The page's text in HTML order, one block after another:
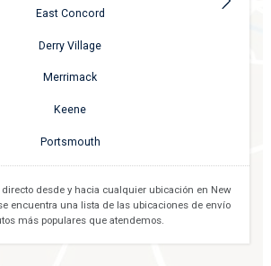
East Concord
Derry Village
Merrimack
Keene
Portsmouth
desde y hacia cualquier ubicación en New
encuentra una lista de las ubicaciones de envío
más populares que atendemos.